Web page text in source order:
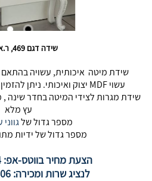
שידה דגם 469, ר.א ריהוט
שידת מיטה איכותית, עשויה בהתאם
עשוי MDF יצוק ואיכותי. ניתן להזמין עשויה סנדוויץ פורמייקה.
שידת מגרות לצידי המיטה בחדר שינה ,
עץ מלא
מספר גדול של
מספר גדול של ידיות
הצעת מחיר בווטס-אפ: 050-3282714
לנציג שרות ומכירה: 1-800-305-306